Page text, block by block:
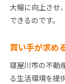
大幅に向上させ
できるのです。
買い手が求め
寝屋川市の不動
る生活環境を提